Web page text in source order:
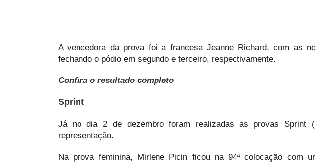
A vencedora da prova foi a francesa Jeanne Richard, com as
fechando o pódio em segundo e terceiro, respectivamente.
Confira o resultado completo
Sprint
Já no dia 2 de dezembro foram realizadas as provas Sprint
representação.
Na prova feminina, Mirlene Picin ficou na 94ª colocação com